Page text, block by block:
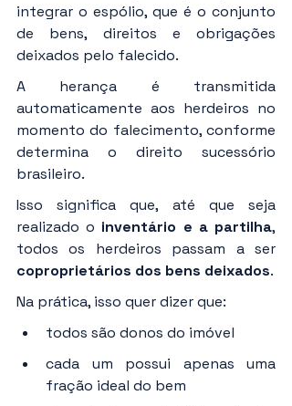
integrar o espólio, que é o conjunto
de bens, direitos e obrigações
deixados pelo falecido.
A herança é transmitida
automaticamente aos herdeiros no
momento do falecimento, conforme
determina o direito sucessório
brasileiro.
Isso significa que, até que seja
realizado o inventário e a partilha,
coproprietários dos bens deixados.
Na prática, isso quer dizer que:
todos são donos do imóvel
cada um possui apenas uma
fração ideal do bem